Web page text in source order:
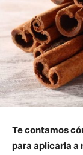
Te contamos
para aplicarla a